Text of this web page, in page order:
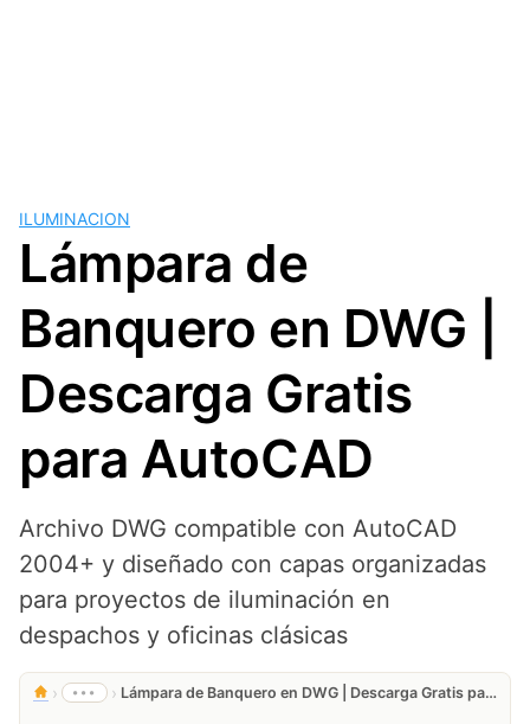
ILUMINACION
Lámpara de
Banquero en DWG |
Descarga Gratis
para AutoCAD
Archivo DWG compatible con AutoCAD
2004+ y diseñado con capas organizadas
para proyectos de iluminación en
despachos y oficinas clásicas
› ••• › Lámpara de Banquero en DWG | Descarga Gratis para AutoCAD